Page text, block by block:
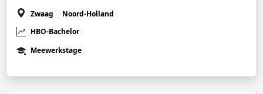
Zwaag
Noord-Holland
HBO-Bachelor
Meewerkstage